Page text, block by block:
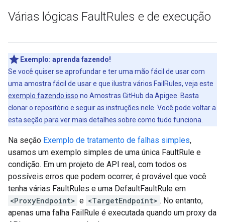
Várias lógicas FaultRules e de execução
Exemplo: aprenda fazendo!
Se você quiser se aprofundar e ter uma mão fácil de usar com
uma amostra fácil de usar e que ilustra vários FailRules, veja este
exemplo fazendo isso no Amostras GitHub da Apigee. Basta
clonar o repositório e seguir as instruções nele. Você pode voltar a
esta seção para ver mais detalhes sobre como tudo funciona.
Na seção Exemplo de tratamento de falhas simples,
usamos um exemplo simples de uma única FaultRule e
condição. Em um projeto de API real, com todos os
possíveis erros que podem ocorrer, é provável que você
tenha várias FaultRules e uma DefaultFaultRule em
<ProxyEndpoint> e <TargetEndpoint> . No entanto,
apenas uma falha FailRule é executada quando um proxy da